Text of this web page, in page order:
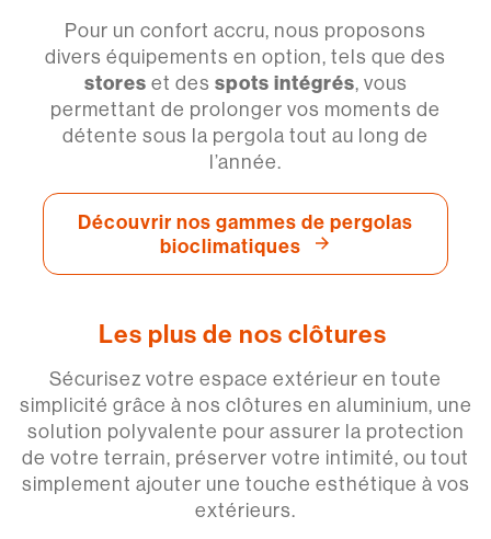
Pour un confort accru, nous proposons
divers équipements en option, tels que des
stores et des spots intégrés, vous
permettant de prolonger vos moments de
détente sous la pergola tout au long de
l’année.
Découvrir nos gammes de pergolas
bioclimatiques
Les plus de nos clôtures
Sécurisez votre espace extérieur en toute
simplicité grâce à nos clôtures en aluminium, une
solution polyvalente pour assurer la protection
de votre terrain, préserver votre intimité, ou tout
simplement ajouter une touche esthétique à vos
extérieurs.